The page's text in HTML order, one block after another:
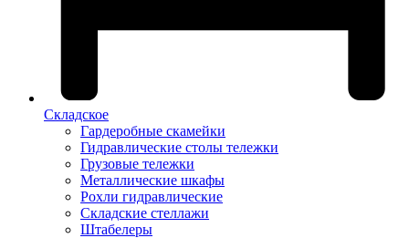
Складское
Гардеробные скамейки
Гидравлические столы тележки
Грузовые тележки
Металлические шкафы
Рохли гидравлические
Складские стеллажи
Штабелеры